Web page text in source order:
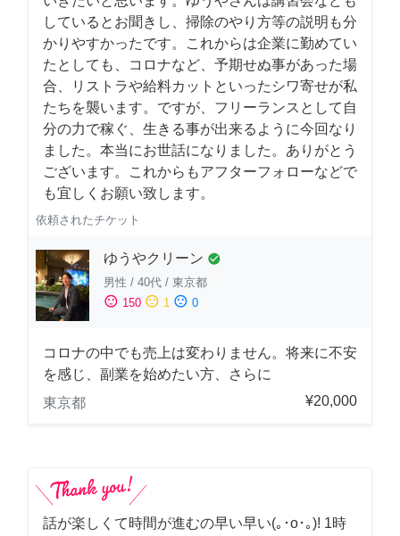
しているとお聞きし、掃除のやり方等の説明も分
かりやすかったです。これからは企業に勤めてい
たとしても、コロナなど、予期せぬ事があった場
合、リストラや給料カットといったシワ寄せが私
たちを襲います。ですが、フリーランスとして自
分の力で稼ぐ、生きる事が出来るように今回なり
ました。本当にお世話になりました。ありがとう
ございます。これからもアフターフォローなどで
も宜しくお願い致します。
依頼されたチケット
ゆうやクリーン check_circle
男性 / 40代 / 東京都
sentiment_satisfied 150 sentiment_neutral 1 sentiment_dissatisfied 0
コロナの中でも売上は変わりません。将来に不安
を感じ、副業を始めたい方、さらに
東京都
¥20,000
話が楽しくて時間が進むの早い早い(｡･о･｡)! 1時